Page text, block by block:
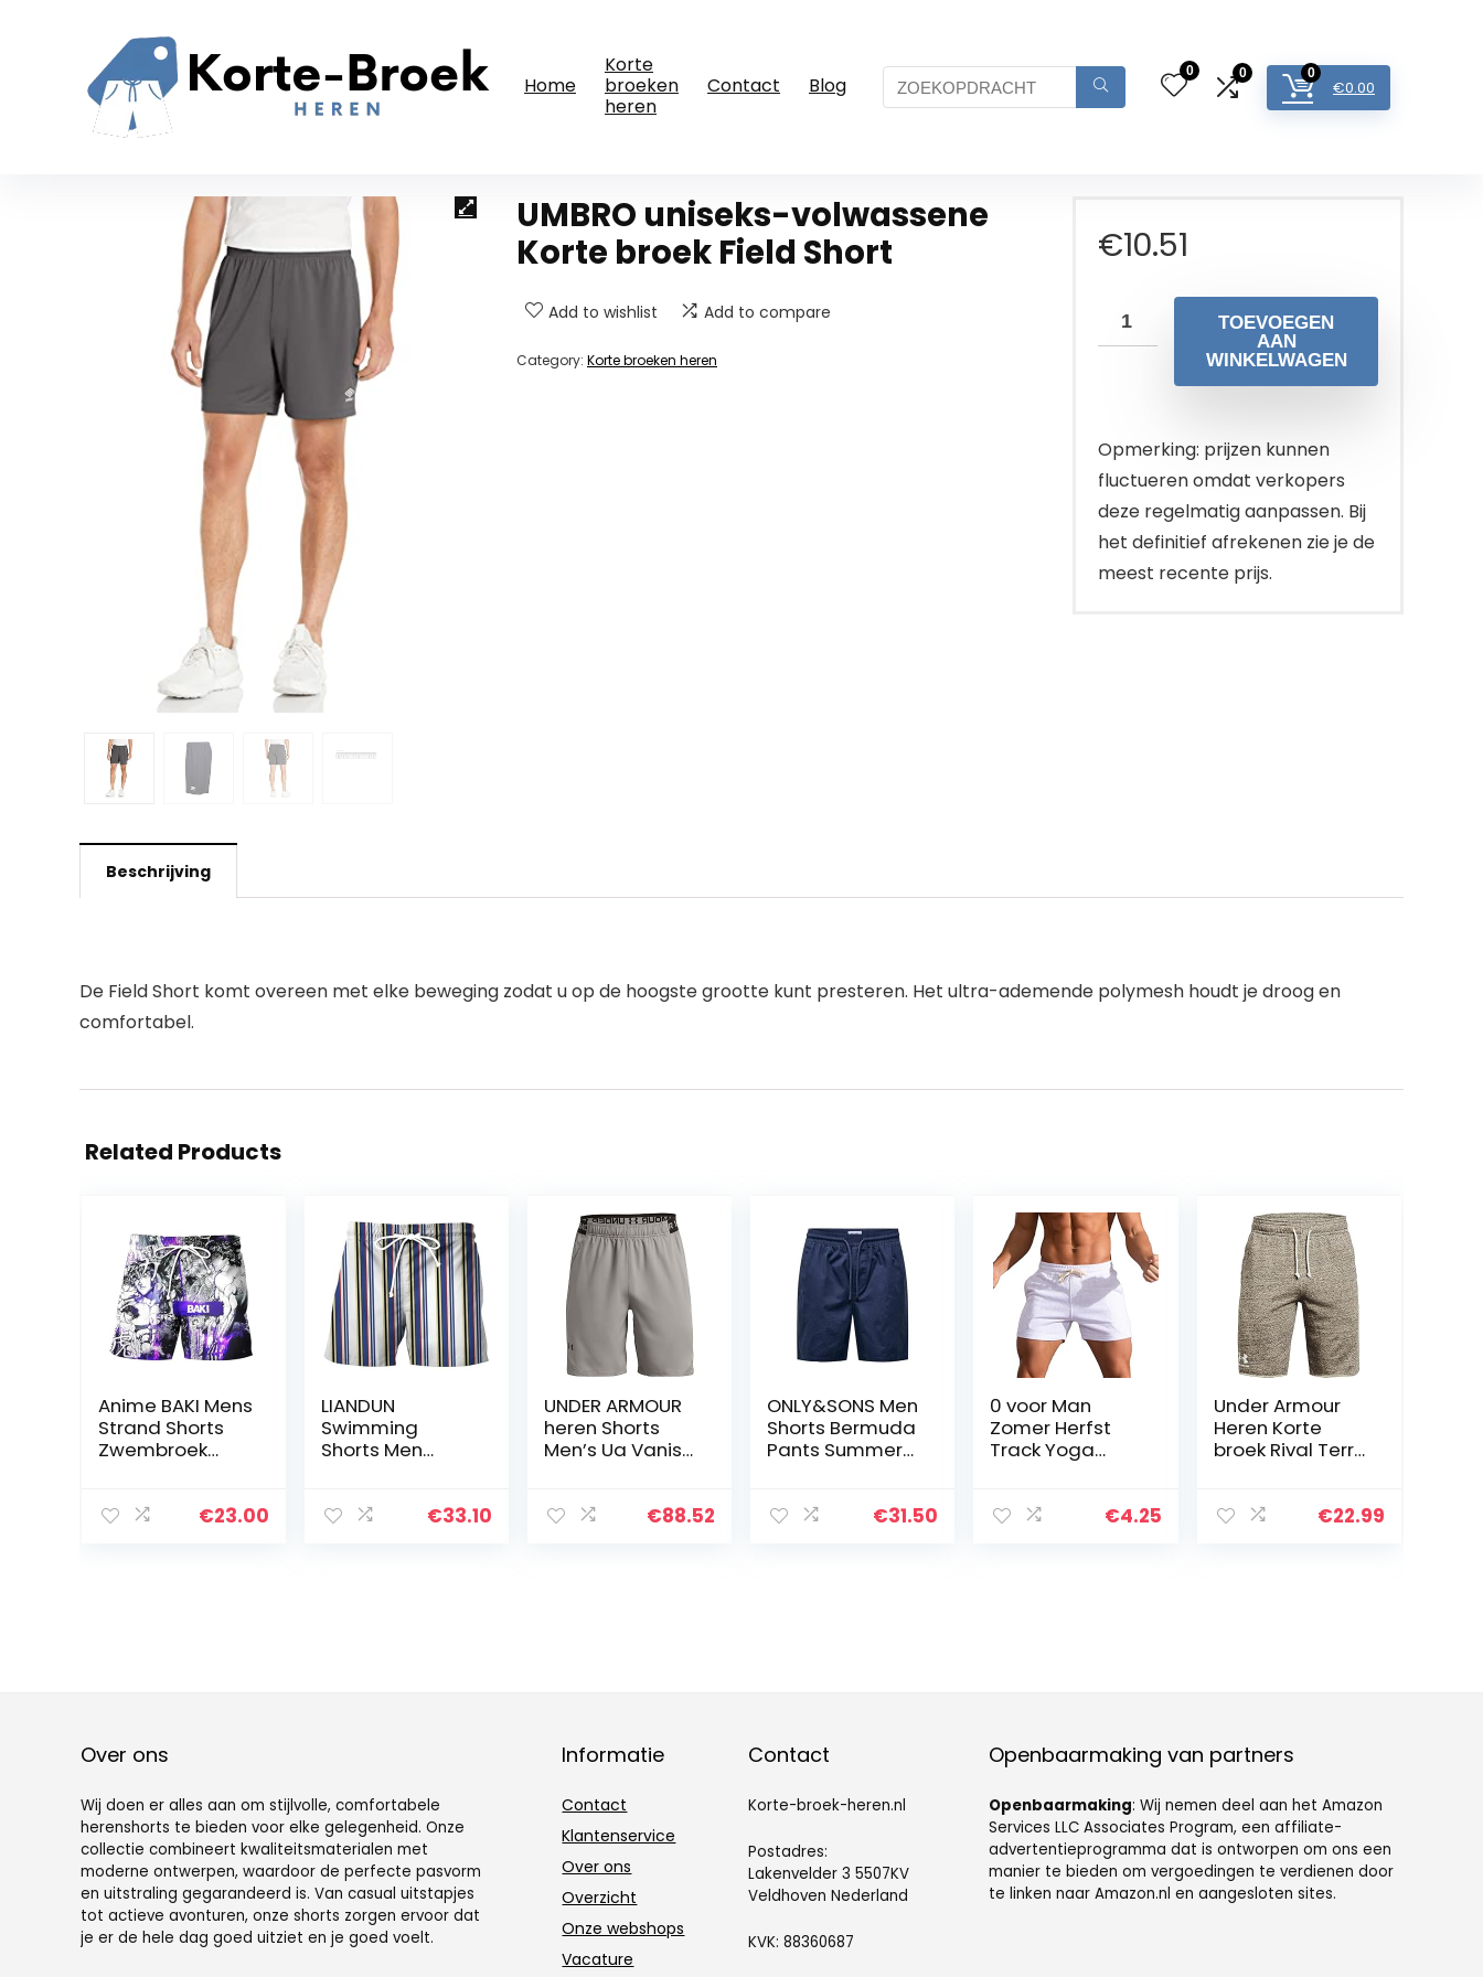
Home
Korte
broeken
heren
Contact Blog
0 0 0
€0.00
UMBRO uniseks-volwassene
Korte broek Field Short
Add to wishlist Add to compare
Category: Korte broeken heren
€10.51
TOEVOEGEN
AAN
WINKELWAGEN
Opmerking: prijzen kunnen
fluctueren omdat verkopers
deze regelmatig aanpassen. Bij
het definitief afrekenen zie je de
meest recente prijs.
Beschrijving
De Field Short komt overeen met elke beweging zodat u op de hoogste grootte kunt presteren. Het ultra-ademende polymesh houdt je droog en
comfortabel.
Related Products
Anime BAKI Mens
Strand Shorts
Zwembroek
Sneldrogende
€23.00
LIANDUN
Swimming
Shorts Men
Shorts
€33.10
UNDER ARMOUR
heren Shorts
Men’s Ua Vanish
€88.52
ONLY&SONS Men
Shorts Bermuda
Pants Summer
Colour:Dark Blue,
€31.50
0 voor Man
Zomer Herfst
Track Yoga
Been Broek
€4.25
Under Armour
Heren Korte
broek Rival Terry
€22.99
Over ons
Wij doen er alles aan om stijlvolle, comfortabele
herenshorts te bieden voor elke gelegenheid. Onze
collectie combineert kwaliteitsmaterialen met
moderne ontwerpen, waardoor de perfecte pasvorm
en uitstraling gegarandeerd is. Van casual uitstapjes
tot actieve avonturen, onze shorts zorgen ervoor dat
je er de hele dag goed uitziet en je goed voelt.
Informatie
Contact
Klantenservice
Over ons
Overzicht
Onze webshops
Vacature
Contact
Korte-broek-heren.nl
Postadres:
Lakenvelder 3 5507KV
Veldhoven Nederland
KVK: 88360687
Openbaarmaking van partners
Openbaarmaking: Wij nemen deel aan het Amazon
Services LLC Associates Program, een affiliate-
advertentieprogramma dat is ontworpen om ons een
manier te bieden om vergoedingen te verdienen door
te linken naar Amazon.nl en aangesloten sites.